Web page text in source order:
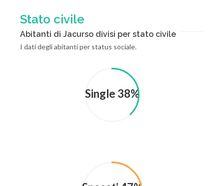
Stato civile
Abitanti di Jacurso divisi per stato civile
I dati degli abitanti per status sociale.
Single 38%